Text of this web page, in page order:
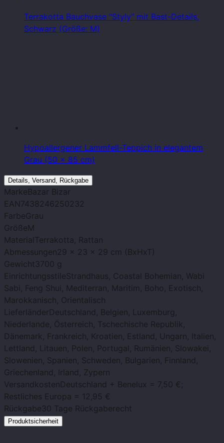
Terrakotta Bauchvase "Styly" mit Bast-Details,
Schwarz (Größe: M)
Hypoallergener Lammfell-Teppich in elegantem
Grau (50 x 85 cm)
Details, Versand, Rückgabe
MarkeBazar Bizar
EAN 7438246250232
FarbeGrau
GrößeM
Material Terrakotta, Rattan
Abmessungen29 x 23 x 29 cm (BxHxT)
Gewicht 3700 g
EinrichtungsstileStrandhaus, Coastal Bohemian, Wabi
Sabi, Feng Shui, Mediterran, Maritim, Boho, Exotisch,
Marokkanisch, Orientalisch
Lieferländer Deutschland, Belgien, Luxemburg,
Niederlande, Österreich, Tschechische Republik,
Dänemark, Frankreich, Kroatien, Estland, Ungarn, Italien,
Lettland, Litauen, Polen, Portugal, Rumänien, Slowakei,
Slowenien, Spanien, Schweden, Bulgarien, Finnland,
Griechenland, Irland, Zypern
VersandkostenDeutschland + Benelux = 7,50 €;
Restliches Europa = 12,95 €
Rückgabe30 Tage Rückgaberecht
Produktsicherheit